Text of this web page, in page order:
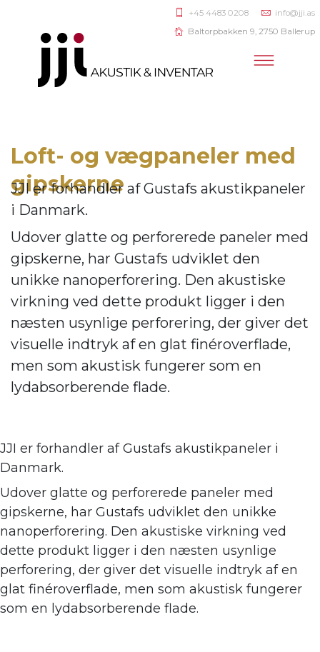
+45 4483 0208
info@jji.as
Baltorpbakken 9, 2750 Ballerup
Loft- og vægpaneler med
gipskerne
JJI er forhandler afGustafs akustikpaneler
i Danmark.
Udover glatte og perforerede paneler med
gipskerne, har Gustafs udviklet den
unikke nanoperforering. Den akustiske
virkning ved dette produkt ligger i den
næsten usynlige perforering, der giver det
visuelle indtryk af en glat finéroverflade,
men som akustisk fungerer som en
lydabsorberende flade.
JJI er forhandler afGustafs akustikpaneler i
Danmark.
Udover glatte og perforerede paneler med
gipskerne, har Gustafs udviklet den unikke
nanoperforering. Den akustiske virkning ved
dette produkt ligger i den næsten usynlige
perforering, der giver det visuelle indtryk af en
glat finéroverflade, men som akustisk fungerer
som en lydabsorberende flade.